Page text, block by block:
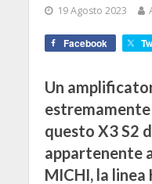
19 Agosto 2023
Facebook
Un
questo X3 S2
appartenente
MICHI, la linea